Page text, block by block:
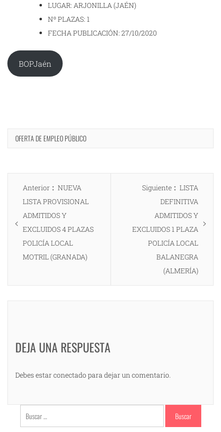
LUGAR: ARJONILLA (JAÉN)
Nº PLAZAS: 1
FECHA PUBLICACIÓN: 27/10/2020
BOPJaén
OFERTA DE EMPLEO PÚBLICO
Navegación
entradas
Anterior
Entrada
anterior:
NUEVA
LISTA PROVISIONAL
ADMITIDOS Y
EXCLUIDOS 4 PLAZAS
POLICÍA LOCAL
MOTRIL (GRANADA)
Siguiente
Entrada
siguiente:
LISTA
DEFINITIVA
ADMITIDOS Y
EXCLUIDOS 1 PLAZA
POLICÍA LOCAL
BALANEGRA
(ALMERÍA)
DEJA UNA RESPUESTA
Debes estar conectado para dejar un comentario.
Buscar: